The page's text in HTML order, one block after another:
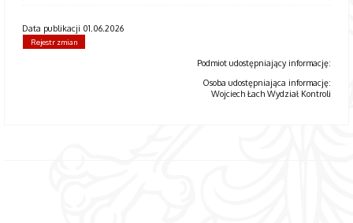
Data publikacji 01.06.2026
Rejestr zmian
Podmiot udostępniający informację:
Osoba udostępniająca informację:
Wojciech Łach Wydział Kontroli